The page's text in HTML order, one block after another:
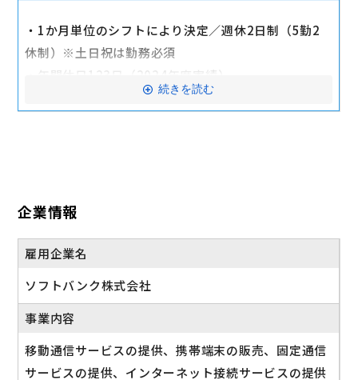
等）
交通費全額支給
・1か月単位のシフトにより決定／週休2日制（5勤2
休制）※土日祝は勤務必須
・年間休日123日（2024年度実績）
・有給休暇：6か月勤務後11日付与
続きを読む
企業情報
雇用企業名
ソフトバンク株式会社
事業内容
移動通信サービスの提供、携帯端末の販売、固定通信
サービスの提供、インターネット接続サービスの提供